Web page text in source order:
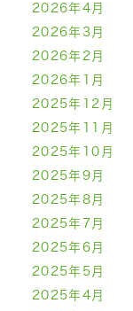
2026年4月
2026年3月
2026年2月
2026年1月
2025年12月
2025年11月
2025年10月
2025年9月
2025年8月
2025年7月
2025年6月
2025年5月
2025年4月